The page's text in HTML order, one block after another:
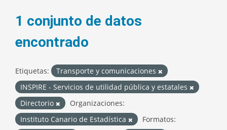
1 conjunto de datos
encontrado
Etiquetas:
Transporte y comunicaciones
INSPIRE - Servicios de utilidad pública y estatales
Directorio
Organizaciones:
Instituto Canario de Estadística
Formatos: